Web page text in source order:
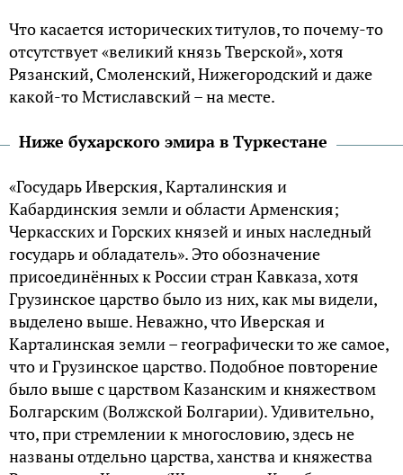
Что касается исторических титулов, то почему-то
отсутствует «великий князь Тверской», хотя
Рязанский, Смоленский, Нижегородский и даже
какой-то Мстиславский – на месте.
Ниже бухарского эмира в Туркестане
«Государь Иверския, Карталинския и
Кабардинския земли и области Арменския;
Черкасских и Горских князей и иных наследный
государь и обладатель». Это обозначение
присоединённых к России стран Кавказа, хотя
Грузинское царство было из них, как мы видели,
выделено выше. Неважно, что Иверская и
Карталинская земли – географически то же самое,
что и Грузинское царство. Подобное повторение
было выше с царством Казанским и княжеством
Болгарским (Волжской Болгарии). Удивительно,
что, при стремлении к многословию, здесь не
названы отдельно царства, ханства и княжества